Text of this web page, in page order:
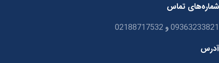
شماره‌های تماس
09363233821و 02188717532
آدرس